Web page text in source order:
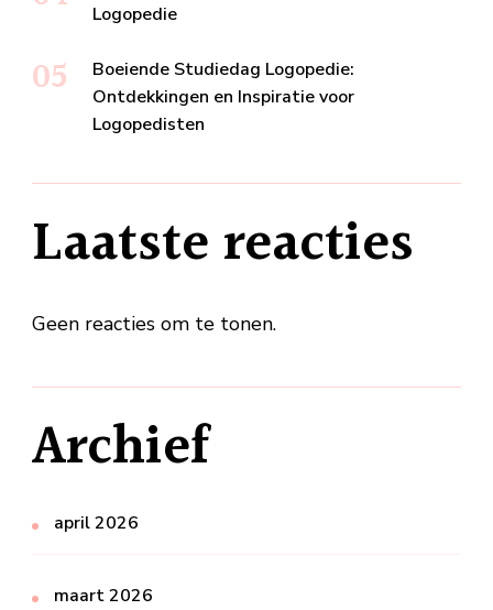
Logopedie
Boeiende Studiedag Logopedie:
Ontdekkingen en Inspiratie voor
Logopedisten
Laatste reacties
Geen reacties om te tonen.
Archief
april 2026
maart 2026